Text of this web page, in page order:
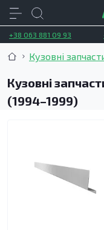
+38 063 881 09 93
Кузовні
Кузовні
(1994–1999)